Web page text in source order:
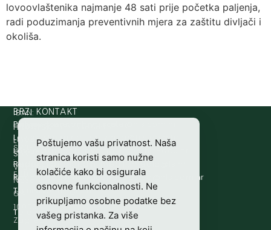
lovoovlaštenika najmanje 48 sati prije početka paljenja,
radi poduzimanja preventivnih mjera za zaštitu divljači i
okoliša.
HRVATSKI
LOVAČKI
SAVEZ
Vladimira
Nazora
63
10000
Zagreb,
IBAN:
HR8124020061100501497
SWIFT/BIC
:
ESBCHR22
BRZI KONTAKT
Prijava štete:
Lovne iskaznice:
rh.moc.slh
@acinzaksi
Lovno osposobljavanje:
rh.ude-slh
@ofni
Redakcija/ digitalni mediji:@aidem
Računovodstvo:
rh.moc.slh
@ovtsdovonucar
Tajništvo:
rh.sl
@slh
Telefon: +385 (0)1 48 34 560
Poštujemo vašu privatnost. Naša
stranica koristi samo nužne
kolačiće kako bi osigurala
osnovne funkcionalnosti. Ne
prikupljamo osobne podatke bez
vašeg pristanka. Za više